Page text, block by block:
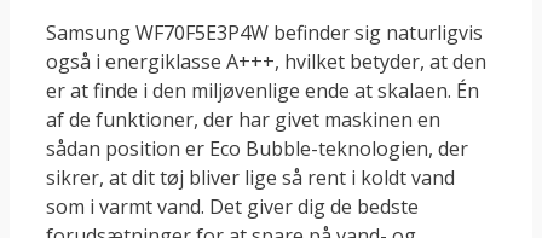
Samsung WF70F5E3P4W befinder sig naturligvis
også i energiklasse A+++, hvilket betyder, at den
er at finde i den miljøvenlige ende at skalaen. Én
af de funktioner, der har givet maskinen en
sådan position er Eco Bubble-teknologien, der
sikrer, at dit tøj bliver lige så rent i koldt vand
som i varmt vand. Det giver dig de bedste